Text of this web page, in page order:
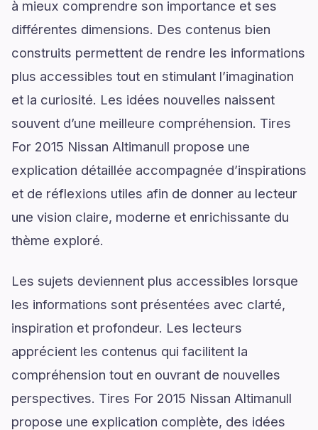
à mieux comprendre son importance et ses
différentes dimensions. Des contenus bien
construits permettent de rendre les informations
plus accessibles tout en stimulant l’imagination
et la curiosité. Les idées nouvelles naissent
souvent d’une meilleure compréhension. Tires
For 2015 Nissan Altimanull propose une
explication détaillée accompagnée d’inspirations
et de réflexions utiles afin de donner au lecteur
une vision claire, moderne et enrichissante du
thème exploré.
Les sujets deviennent plus accessibles lorsque
les informations sont présentées avec clarté,
inspiration et profondeur. Les lecteurs
apprécient les contenus qui facilitent la
compréhension tout en ouvrant de nouvelles
perspectives. Tires For 2015 Nissan Altimanull
propose une explication complète, des idées